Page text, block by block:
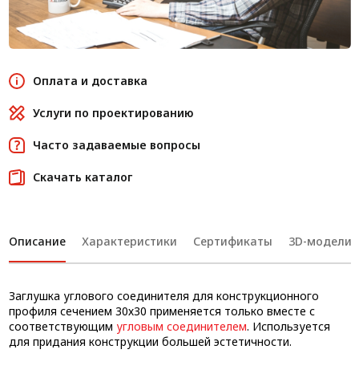
Оплата и доставка
Услуги по проектированию
Часто задаваемые вопросы
Скачать каталог
Описание Характеристики Сертификаты 3D-модели
Заглушка углового соединителя для конструкционного
профиля сечением 30х30 применяется только вместе с
соответствующим угловым соединителем. Используется
для придания конструкции большей эстетичности.